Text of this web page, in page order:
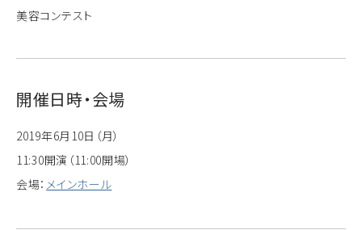
美容コンテスト
開催日時・会場
2019年6月10日（月）
11:30開演（11:00開場）
会場： メインホール